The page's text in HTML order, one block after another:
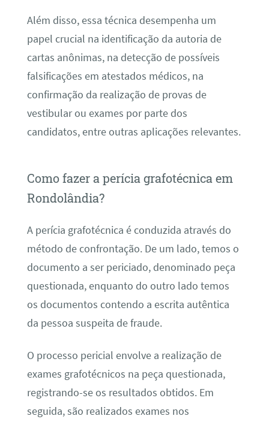
Além disso, essa técnica desempenha um
papel crucial na identificação da autoria de
cartas anônimas, na detecção de possíveis
falsificações em atestados médicos, na
confirmação da realização de provas de
vestibular ou exames por parte dos
candidatos, entre outras aplicações relevantes.
Como fazer a perícia grafotécnica em
Rondolândia?
A perícia grafotécnica é conduzida através do
método de confrontação. De um lado, temos o
documento a ser periciado, denominado peça
questionada, enquanto do outro lado temos
os documentos contendo a escrita autêntica
da pessoa suspeita de fraude.
O processo pericial envolve a realização de
exames grafotécnicos na peça questionada,
registrando-se os resultados obtidos. Em
seguida, são realizados exames nos